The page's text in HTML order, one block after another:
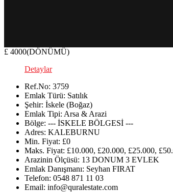
£ 4000(DÖNÜMÜ)
Detaylar
Ref.No: 3759
Emlak Türü: Satılık
Şehir: İskele (Boğaz)
Emlak Tipi: Arsa & Arazi
Bölge: --- İSKELE BÖLGESİ ---
Adres: KALEBURNU
Min. Fiyat: £0
Maks. Fiyat: £10.000, £20.000, £25.000,
Arazinin Ölçüsü: 13 DONUM 3 EVLEK
Emlak Danışmanı: Seyhan FIRAT
Telefon: 0548 871 11 03
Email: info@quralestate.com